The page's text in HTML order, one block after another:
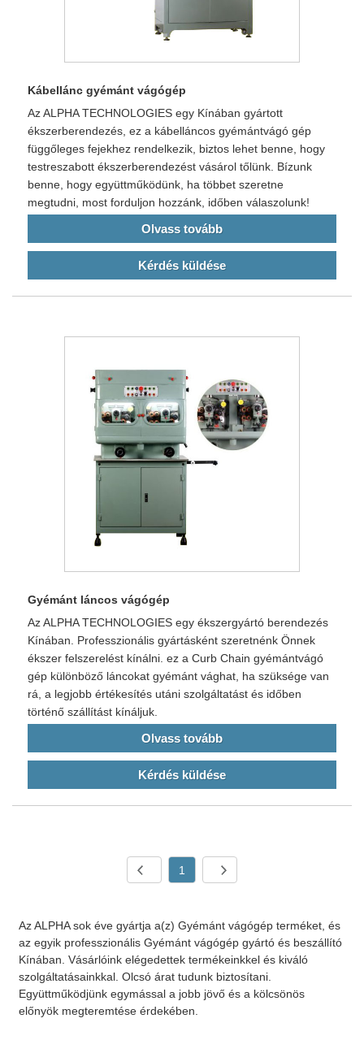
Kábellánc gyémánt vágógép
Az ALPHA TECHNOLOGIES egy Kínában gyártott
ékszerberendezés, ez a kábelláncos gyémántvágó gép
függőleges fejekhez rendelkezik, biztos lehet benne, hogy
testreszabott ékszerberendezést vásárol tőlünk. Bízunk
benne, hogy együttműködünk, ha többet szeretne
megtudni, most forduljon hozzánk, időben válaszolunk!
Olvass tovább
Kérdés küldése
Gyémánt láncos vágógép
Az ALPHA TECHNOLOGIES egy ékszergyártó berendezés
Kínában. Professzionális gyártásként szeretnénk Önnek
ékszer felszerelést kínálni. ez a Curb Chain gyémántvágó
gép különböző láncokat gyémánt vághat, ha szüksége van
rá, a legjobb értékesítés utáni szolgáltatást és időben
történő szállítást kínáljuk.
Olvass tovább
Kérdés küldése
1
Az ALPHA sok éve gyártja a(z) Gyémánt vágógép terméket, és
az egyik professzionális Gyémánt vágógép gyártó és beszállító
Kínában. Vásárlóink ​​elégedettek termékeinkkel és kiváló
szolgáltatásainkkal. Olcsó árat tudunk biztosítani.
Együttműködjünk egymással a jobb jövő és a kölcsönös
előnyök megteremtése érdekében.